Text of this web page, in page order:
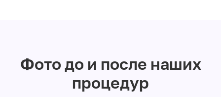
Фото до и после наших
процедур